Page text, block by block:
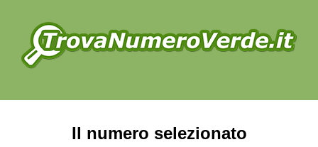
Il numero selezionato